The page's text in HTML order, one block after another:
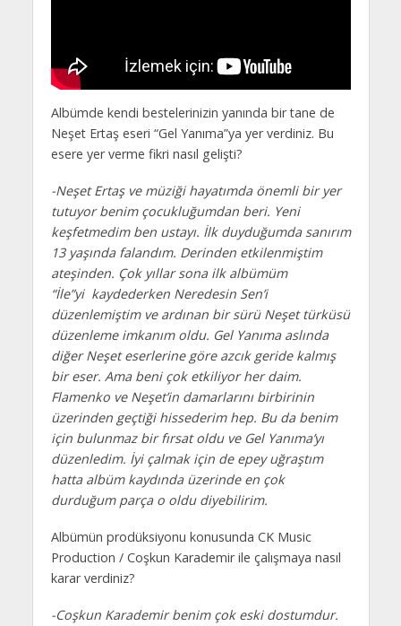
Albümde kendi bestelerinizin yanında bir tane de
Neşet Ertaş eseri “Gel Yanıma”ya yer verdiniz. Bu
esere yer verme fikri nasıl gelişti?
-Neşet Ertaş ve müziği hayatımda önemli bir yer
tutuyor benim çocukluğumdan beri. Yeni
keşfetmedim ben ustayı. İlk duyduğumda sanırım
13 yaşında falandım. Derinden etkilenmiştim
ateşinden. Çok yıllar sona ilk albümüm
“İle”yi kaydederken Neredesin Sen’i
düzenlemiştim ve ardınan bir sürü Neşet türküsü
düzenleme imkanım oldu. Gel Yanıma aslında
diğer Neşet eserlerine göre azcık geride kalmış
bir eser. Ama beni çok etkiliyor her daim.
Flamenko ve Neşet’in damarlarını birbirinin
üzerinden geçtiği hissederim hep. Bu da benim
için bulunmaz bir fırsat oldu ve Gel Yanıma’yı
düzenledim. İyi çalmak için de epey uğraştım
hatta albüm kaydında üzerinde en çok
durduğum parça o oldu diyebilirim.
Albümün prodüksiyonu konusunda CK Music
Production / Coşkun Karademir ile çalışmaya nasıl
karar verdiniz?
-Coşkun Karademir benim çok eski dostumdur.